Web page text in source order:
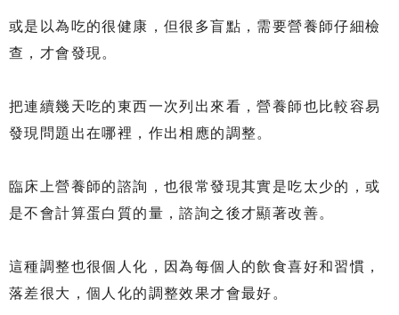
或是以為吃的很健康，但很多盲點，需要營養師仔細檢
查，才會發現。
把連續幾天吃的東西一次列出來看，營養師也比較容易
發現問題出在哪裡，作出相應的調整。
臨床上營養師的諮詢，也很常發現其實是吃太少的，或
是不會計算蛋白質的量，諮詢之後才顯著改善。
這種調整也很個人化，因為每個人的飲食喜好和習慣，
落差很大，個人化的調整效果才會最好。